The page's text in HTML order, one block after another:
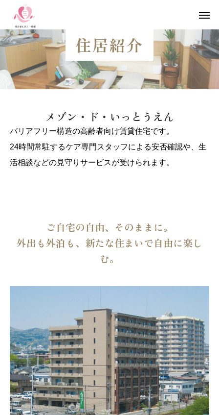
住居紹介
メゾン・ド・いっとうえん
バリアフリー構造の高齢者向け賃貸住宅です。
24時間常駐するケア専門スタッフによる安否確認や、生
活相談などの見守りサービスが受けられます。
ご自宅の自由、そのままに。
外出も外泊も、新たな住まいで自由に楽し
む。
無料相談 FAQ
アクセス 住居紹介
私たちの想い
暮らしの様子